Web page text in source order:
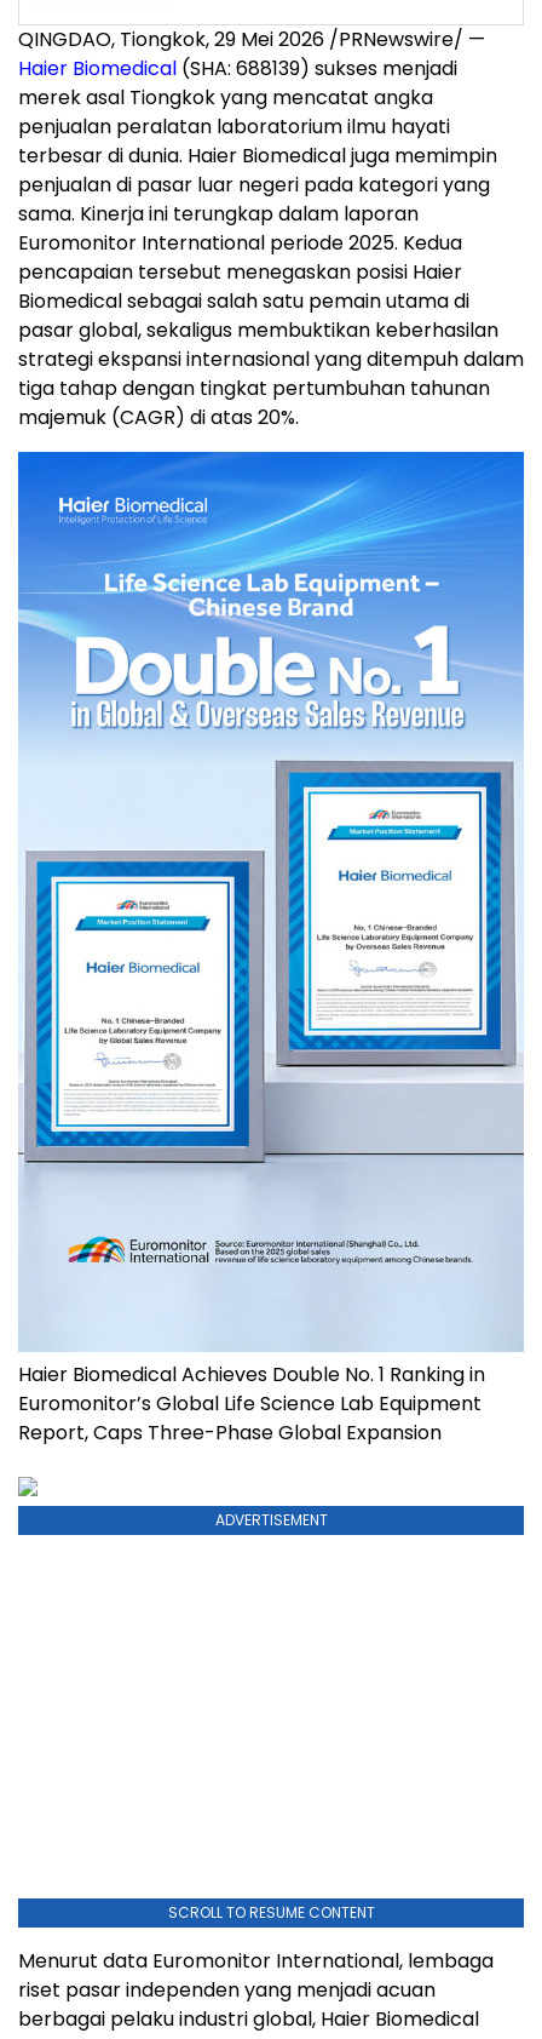
QINGDAO, Tiongkok, 29 Mei 2026 /PRNewswire/ —
Haier Biomedical (SHA: 688139) sukses menjadi
merek asal Tiongkok yang mencatat angka
penjualan peralatan laboratorium ilmu hayati
terbesar di dunia. Haier Biomedical juga memimpin
penjualan di pasar luar negeri pada kategori yang
sama. Kinerja ini terungkap dalam laporan
Euromonitor International periode 2025. Kedua
pencapaian tersebut menegaskan posisi Haier
Biomedical sebagai salah satu pemain utama di
pasar global, sekaligus membuktikan keberhasilan
strategi ekspansi internasional yang ditempuh dalam
tiga tahap dengan tingkat pertumbuhan tahunan
majemuk (CAGR) di atas 20%.
Haier Biomedical Achieves Double No. 1 Ranking in
Euromonitor’s Global Life Science Lab Equipment
Report, Caps Three-Phase Global Expansion
ADVERTISEMENT
SCROLL TO RESUME CONTENT
Menurut data Euromonitor International, lembaga
riset pasar independen yang menjadi acuan
berbagai pelaku industri global, Haier Biomedical